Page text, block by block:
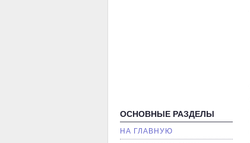
ОСНОВНЫЕ РАЗДЕЛЫ
НА ГЛАВНУЮ